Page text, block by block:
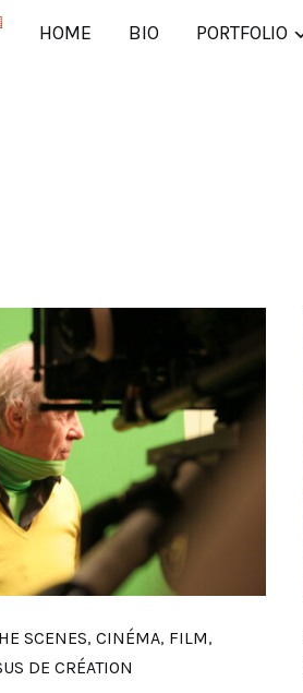
HOME BIO PORTFOLIO
SCENES, CINÉMA, FILM,
DE CRÉATION